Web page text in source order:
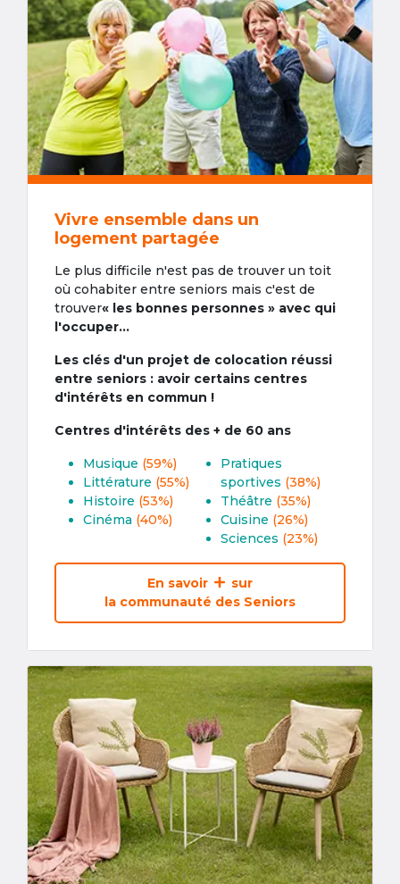
Vivre ensemble dans un
logement partagée
Le plus difficile n'est pas de trouver un toit
où cohabiter entre seniors mais c'est de
trouver« les bonnes personnes » avec qui
l'occuper...
Les clés d'un projet de colocation réussi
entre seniors : avoir certains centres
d'intérêts en commun !
Centres d'intérêts des + de 60 ans
Musique (59%)
Littérature (55%)
Histoire (53%)
Cinéma (40%)
Pratiques
sportives (38%)
Théâtre (35%)
Cuisine (26%)
Sciences (23%)
En savoir
sur
la communauté des Seniors